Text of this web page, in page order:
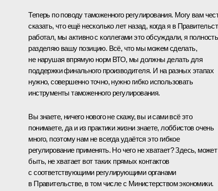
Теперь по поводу таможенного регулирования. Могу вам
сказать, что ещё несколько лет назад, когда я в
работал, мы активно с коллегами это обсуждали, я
разделяю вашу позицию. Всё, что мы можем сделать,
не нарушая впрямую норм ВТО, мы должны делать для
поддержки финального производителя. И на разных этапах
нужно, совершенно точно, нужно гибко использовать
инструменты таможенного регулирования.
Вы знаете, ничего нового не скажу, вы и сами всё это
понимаете, да и из практики жизни знаете, лоббистов очень
много, поэтому нам не всегда удаётся это гибкое
регулирование применять. Но чего не хватает? Здесь, может
быть, не хватает вот таких прямых контактов
с соответствующими регулирующими органами
в Правительстве, в том числе с Министерством экономики.